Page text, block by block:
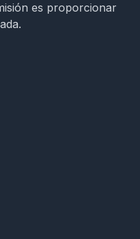
es proporcionar